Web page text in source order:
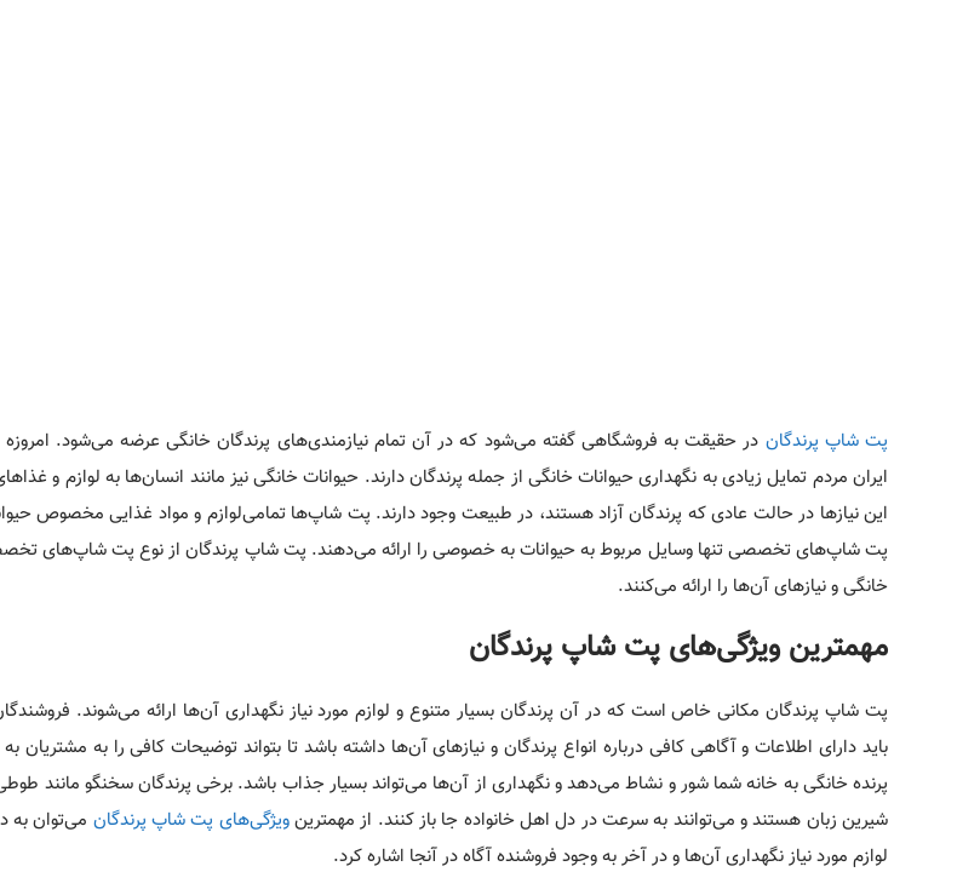
پت شاپ پرندگان در حقیقت به فروشگاهی گفته می‌شود که در آن تمام نیازمندی‌های پرندگان خانگی عرضه می‌شود. امروزه
ایران مردم تمایل زیادی به نگهداری حیوانات خانگی از جمله پرندگان دارند. حیوانات خانگی نیز مانند انسان‌ها به لوازم و
این نیازها در حالت عادی که پرندگان آزاد هستند، در طبیعت وجود دارند. پت شاپ‌ها تمامی‌لوازم و مواد غذایی مخصوص
پت شاپ‌های تخصصی تنها وسایل مربوط به حیوانات به خصوصی را ارائه می‌دهند. پت شاپ پرندگان از نوع پت شاپ‌های
خانگی و نیازهای آن‌ها را ارائه می‌کنند.
مهمترین ویژگی‌های پت شاپ پرندگان
پت شاپ پرندگان مکانی خاص است که در آن پرندگان بسیار متنوع و لوازم مورد نیاز نگهداری آن‌ها ارائه می‌شوند.
باید دارای اطلاعات و آگاهی کافی درباره انواع پرندگان و نیاز‌های آن‌ها داشته باشد تا بتواند توضیحات کافی را به
پرنده خانگی به خانه شما شور و نشاط می‌دهد و نگهداری از آن‌ها می‌تواند بسیار جذاب باشد. برخی پرندگان سخنگو مانند
شیرین زبان هستند و می‌توانند به سرعت در دل اهل خانواده جا باز کنند. از مهمترینویژگی‌های پت شاپ پرندگان می‌توان به
لوازم مورد نیاز نگهداری آن‌ها و در آخر به وجود فروشنده آگاه در آنجا اشاره کرد.